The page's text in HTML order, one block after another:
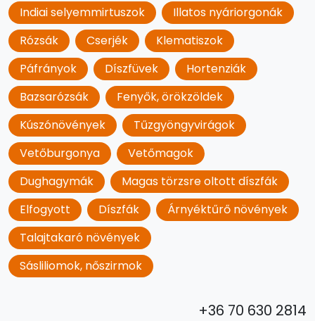
Indiai selyemmirtuszok
Illatos nyáriorgonák
Rózsák
Cserjék
Klematiszok
Páfrányok
Díszfüvek
Hortenziák
Bazsarózsák
Fenyők, örökzöldek
Kúszónövények
Tűzgyöngyvirágok
Vetőburgonya
Vetőmagok
Dughagymák
Magas törzsre oltott díszfák
Elfogyott
Díszfák
Árnyéktűrő növények
Talajtakaró növények
Sásliliomok, nőszirmok
+36 70 630 2814